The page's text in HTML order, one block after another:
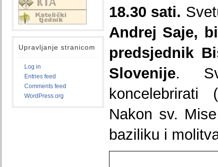
Upravljanje stranicom
Log in
Entries feed
Comments feed
WordPress.org
18.30 sati.
Andrej Saje,
predsjednik
Slovenije.
Nakon sv.
baziliku i